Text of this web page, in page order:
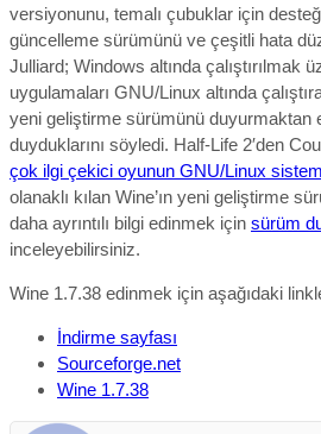
versiyonunu, temalı çubuklar için
güncelleme sürümünü ve çeşitli hata
Julliard; Windows altında çalıştırılmak
uygulamaları GNU/Linux altında
yeni geliştirme sürümünü duyurmaktan
duyduklarını söyledi. Half-Life 2′den
çok ilgi çekici oyunun GNU/Linux
olanaklı kılan Wine’ın yeni geliştirme
daha ayrıntılı bilgi edinmek için sürüm
inceleyebilirsiniz.
Wine 1.7.38 edinmek için aşağıdaki
İndirme sayfası
Sourceforge.net
Wine 1.7.38